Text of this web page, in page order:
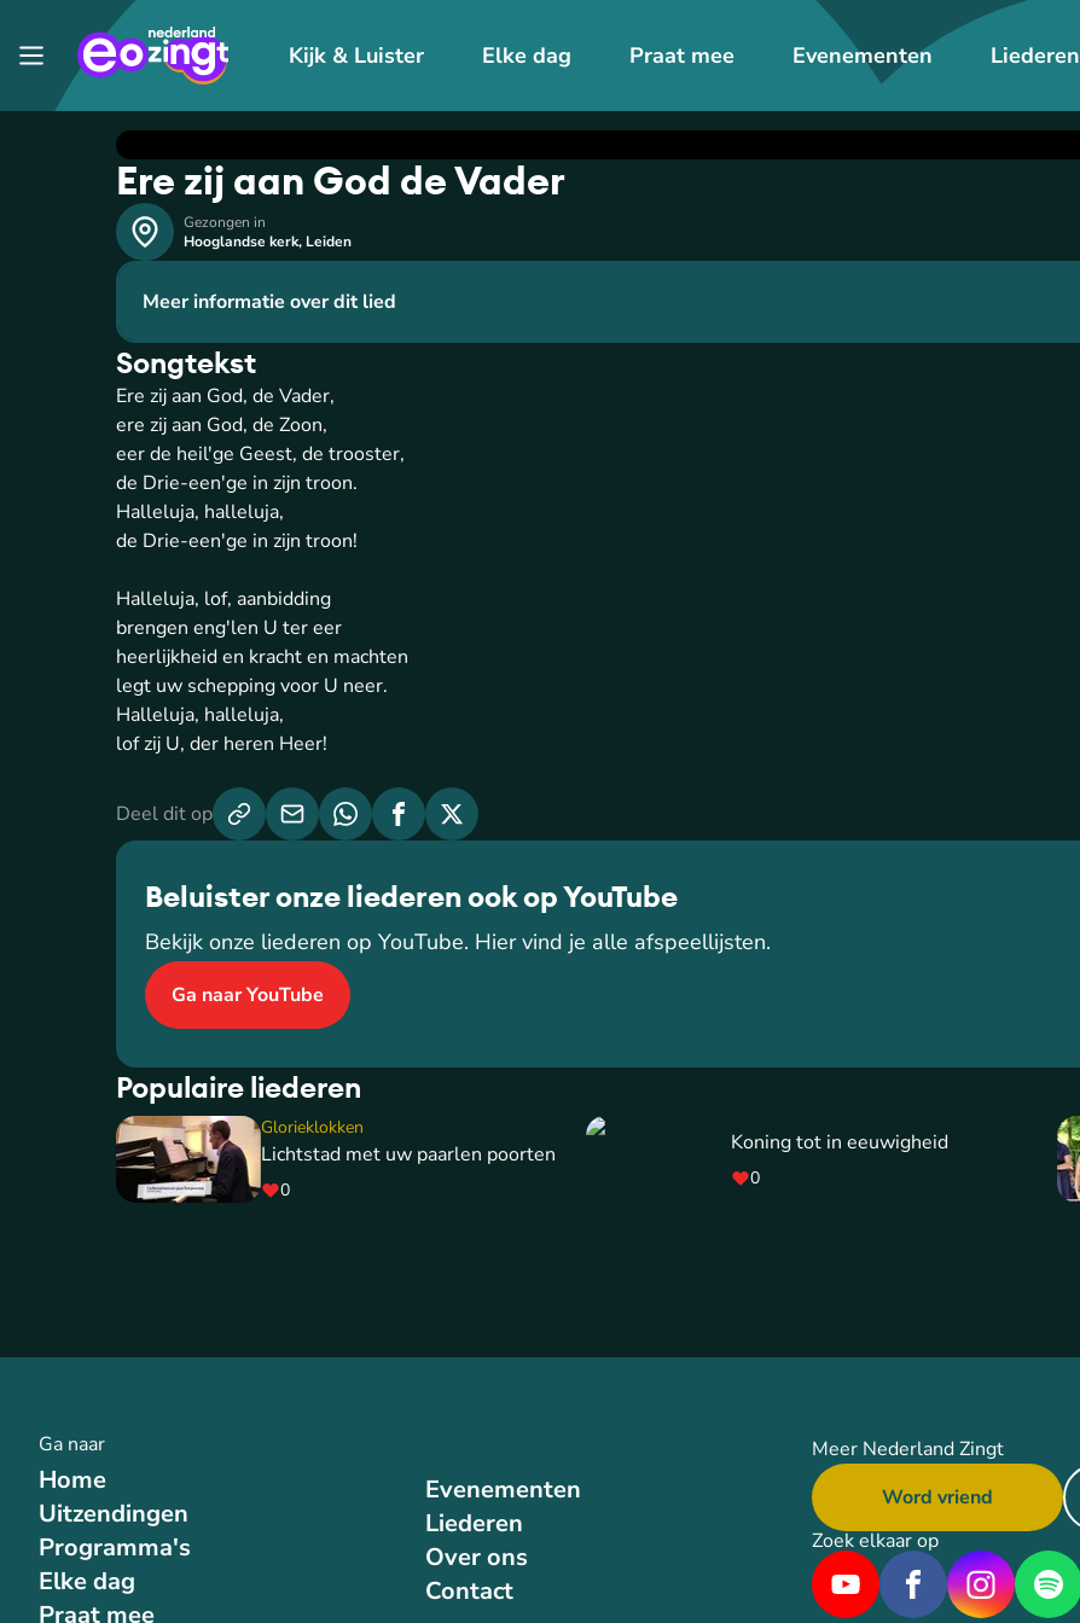
Kijk & Luister Elke dag Praat mee Evenementen Liederen
Ere zij aan God de Vader
Gezongen in
Hooglandse kerk, Leiden
Meer informatie over dit lied
Songtekst
Ere zij aan God, de Vader,
ere zij aan God, de Zoon,
eer de heil'ge Geest, de trooster,
de Drie-een'ge in zijn troon.
Halleluja, halleluja,
de Drie-een'ge in zijn troon!
Halleluja, lof, aanbidding
brengen eng'len U ter eer
heerlijkheid en kracht en machten
legt uw schepping voor U neer.
Halleluja, halleluja,
lof zij U, der heren Heer!
Deel dit op
Beluister onze liederen ook op YouTube
Bekijk onze liederen op YouTube. Hier vind je alle afspeellijsten.
Ga naar YouTube
Populaire liederen
Glorieklokken
Lichtstad met uw paarlen poorten
0
Koning tot in eeuwigheid
0
Ga naar
Home
Uitzendingen
Programma's
Elke dag
Praat mee
Evenementen
Liederen
Over ons
Contact
Meer Nederland Zingt
Word vriend
Zoek elkaar op